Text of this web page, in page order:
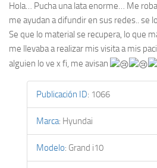
Hola… Pucha una lata enorme… Me
me ayudan a difundir en sus redes.. se
Se que lo material se recupera, lo que
me llevaba a realizar mis visita a mis
alguien lo ve x fi, me avisan
Publicación ID: 1066
Marca: Hyundai
Modelo: Grand i10